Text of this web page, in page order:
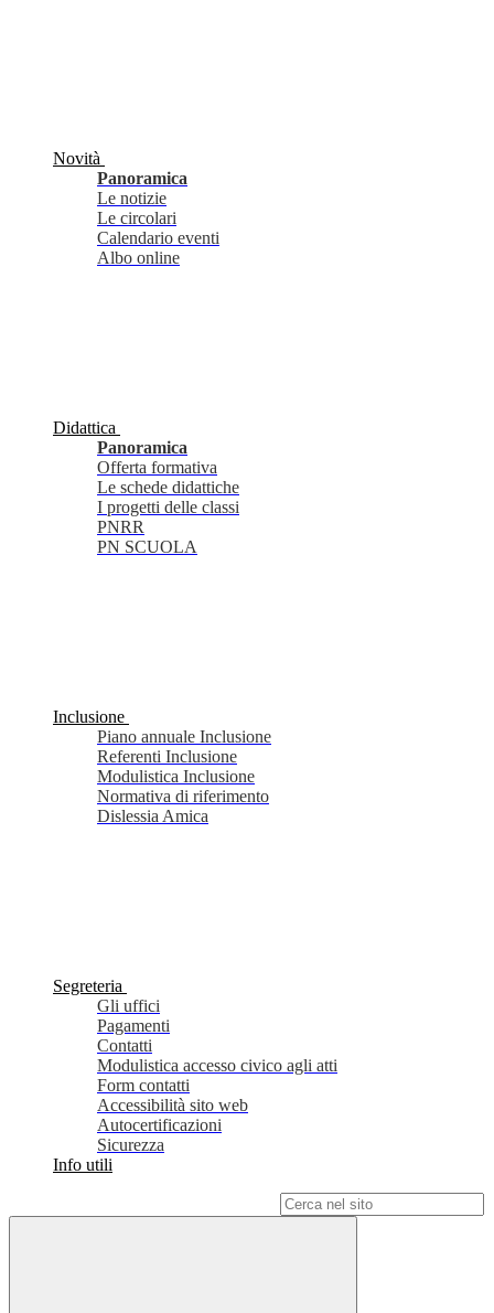
Novità
Panoramica
Le notizie
Le circolari
Calendario eventi
Albo online
Didattica
Panoramica
Offerta formativa
Le schede didattiche
I progetti delle classi
PNRR
PN SCUOLA
Inclusione
Piano annuale Inclusione
Referenti Inclusione
Modulistica Inclusione
Normativa di riferimento
Dislessia Amica
Segreteria
Gli uffici
Pagamenti
Contatti
Modulistica accesso civico agli atti
Form contatti
Accessibilità sito web
Autocertificazioni
Sicurezza
Info utili